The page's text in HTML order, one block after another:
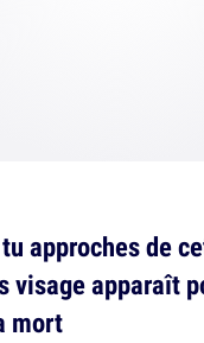
approches de
visage apparaît
mort